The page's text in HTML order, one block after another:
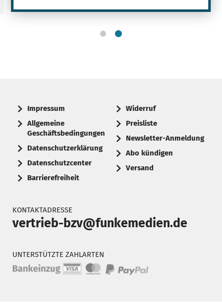
Impressum
Allgemeine
Geschäftsbedingungen
Datenschutzerklärung
Datenschutzcenter
Barrierefreiheit
Widerruf
Preisliste
Newsletter-Anmeldung
Abo kündigen
Versand
KONTAKTADRESSE
vertrieb-bzv@funkemedien.de
UNTERSTÜTZTE ZAHLARTEN